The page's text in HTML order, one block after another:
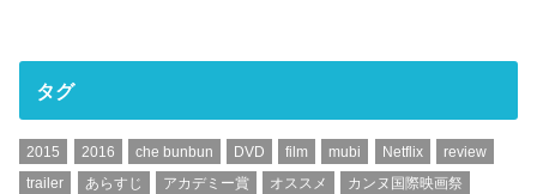
タグ
2015 2016 che bunbun DVD film mubi Netflix
review
trailer
あらすじ アカデミー賞 オススメ
カンヌ国際映画祭